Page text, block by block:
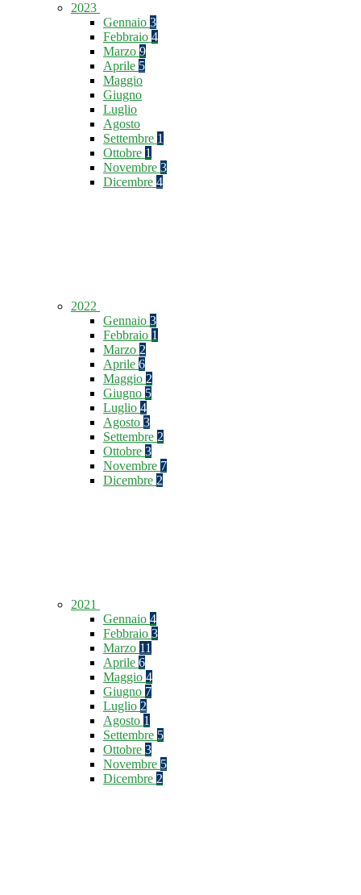
2023
Gennaio 3
Febbraio 4
Marzo 9
Aprile 5
Maggio
Giugno
Luglio
Agosto
Settembre 1
Ottobre 1
Novembre 3
Dicembre 4
2022
Gennaio 3
Febbraio 1
Marzo 2
Aprile 6
Maggio 2
Giugno 5
Luglio 4
Agosto 3
Settembre 2
Ottobre 3
Novembre 7
Dicembre 2
2021
Gennaio 4
Febbraio 3
Marzo 11
Aprile 6
Maggio 4
Giugno 7
Luglio 2
Agosto 1
Settembre 5
Ottobre 3
Novembre 5
Dicembre 2